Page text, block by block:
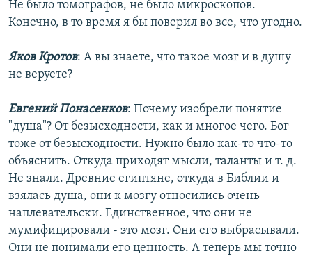
Не было томографов, не было микроскопов.
Конечно, в то время я бы поверил во все, что угодно.
Яков Кротов: А вы знаете, что такое мозг и в душу
не веруете?
Евгений Понасенков: Почему изобрели понятие
"душа"? От безысходности, как и многое чего. Бог
тоже от безысходности. Нужно было как-то что-то
объяснить. Откуда приходят мысли, таланты и т. д.
Не знали. Древние египтяне, откуда в Библии и
взялась душа, они к мозгу относились очень
наплевательски. Единственное, что они не
мумифицировали - это мозг. Они его выбрасывали.
Они не понимали его ценность. А теперь мы точно